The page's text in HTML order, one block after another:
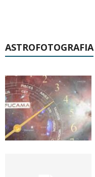
ASTROFOTOGRAFIA